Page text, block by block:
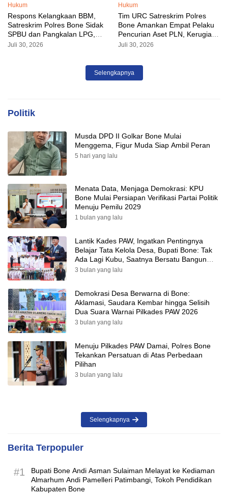
Hukum
Respons Kelangkaan BBM,
Satreskrim Polres Bone Sidak
SPBU dan Pangkalan LPG,
AKP Alvin Aji Imbau Pengelola
Juli 30, 2026
Hukum
Tim URC Satreskrim Polres
Bone Amankan Empat Pelaku
Pencurian Aset PLN, Kerugian
Ditaksir Capai Rp 3 Milyar
Juli 30, 2026
Selengkapnya
Politik
Musda DPD II Golkar Bone Mulai
Menggema, Figur Muda Siap Ambil Peran
5 hari yang lalu
Menata Data, Menjaga Demokrasi: KPU
Bone Mulai Persiapan Verifikasi Partai Politik
Menuju Pemilu 2029
1 bulan yang lalu
Lantik Kades PAW, Ingatkan Pentingnya
Belajar Tata Kelola Desa, Bupati Bone: Tak
Ada Lagi Kubu, Saatnya Bersatu Bangun
Desa
3 bulan yang lalu
Demokrasi Desa Berwarna di Bone:
Aklamasi, Saudara Kembar hingga Selisih
Dua Suara Warnai Pilkades PAW 2026
3 bulan yang lalu
Menuju Pilkades PAW Damai, Polres Bone
Tekankan Persatuan di Atas Perbedaan
Pilihan
3 bulan yang lalu
Selengkapnya
Berita Terpopuler
#1
Bupati Bone Andi Asman Sulaiman Melayat ke Kediaman
Almarhum Andi Pamelleri Patimbangi, Tokoh Pendidikan
Kabupaten Bone